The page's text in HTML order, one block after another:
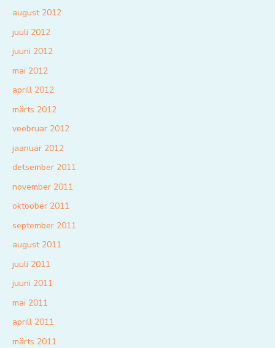
august 2012
juuli 2012
juuni 2012
mai 2012
aprill 2012
märts 2012
veebruar 2012
jaanuar 2012
detsember 2011
november 2011
oktoober 2011
september 2011
august 2011
juuli 2011
juuni 2011
mai 2011
aprill 2011
märts 2011